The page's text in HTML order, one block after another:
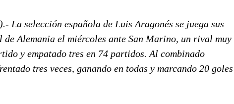
La selección española de Luis Aragonés se juega sus
de Alemania el miércoles ante San Marino, un rival muy
y empatado tres en 74 partidos. Al combinado
tres veces, ganando en todas y marcando 20 goles